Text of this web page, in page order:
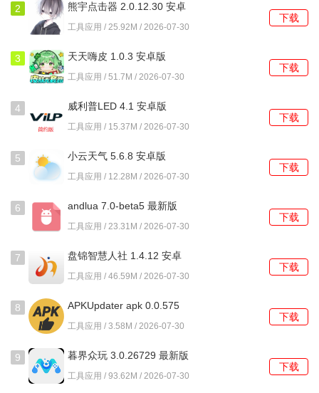
3、集成了驱动程序下载管理器，可以直接从程序内部获取并
更新GPU驱动，还允许用户编辑默认的驱动存储库地址。
软件功能
配手机屏幕以实现全屏显示，但可能影响运行帧数。
这是一种快速调整显示模式的方法。
新的Adreno显卡驱动，例如骁龙8系列的最新测试版驱动。
可进行替换，增加了管理的个性化程度。
1、创建新的容器时，在分辨率设置选项中，输入与手机屏幕
一致的分辨率数值，启动后即可实现全屏显示。
2、进入已创建的容器，在显示设置相关区域找到启用全屏的
复选框，勾选该选项，画面会被拉伸填充屏幕。
2
熊宇点击器 2.0.12.30 安卓
版
工具应用 / 25.92M / 2026-07-30
下载
3 天天嗨皮 1.0.3 安卓版
工具应用 / 51.7M / 2026-07-30
下载
4 威利普LED 4.1 安卓版
工具应用 / 15.37M / 2026-07-30
下载
5 小云天气 5.6.8 安卓版
工具应用 / 12.28M / 2026-07-30
下载
6 andlua 7.0-beta5 最新版
工具应用 / 23.31M / 2026-07-30
下载
7
盘锦智慧人社 1.4.12 安卓
版
工具应用 / 46.59M / 2026-07-30
下载
8
APKUpdater apk 0.0.575
安卓版
工具应用 / 3.58M / 2026-07-30
下载
9 暮界众玩 3.0.26729 最新版
工具应用 / 93.62M / 2026-07-30
下载